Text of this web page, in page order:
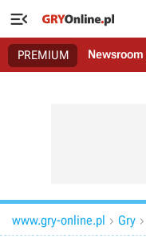

PREMIUM Newsroom
www.gry-online.pl  Gry 